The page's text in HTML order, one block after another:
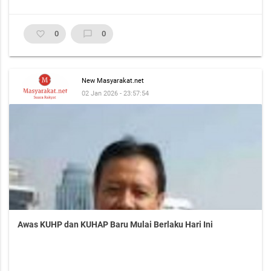
favorite_border 0 chat_bubble_outline 0
New Masyarakat.net
02 Jan 2026 - 23:57:54
Awas KUHP dan KUHAP Baru Mulai Berlaku Hari Ini